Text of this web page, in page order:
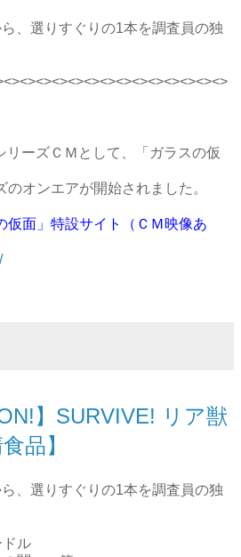
、選りすぐりの1本を調査員の独
リーズＣＭとして、「ガラスの仮
のオンエアが開始されました。
面」特設サイト（ＣＭ映像あ
】SURVIVE! リア獣
品】
、選りすぐりの1本を調査員の独
ル